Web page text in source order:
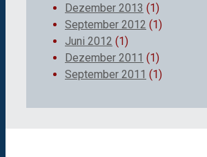
Dezember 2013 (1)
September 2012 (1)
Juni 2012 (1)
Dezember 2011 (1)
September 2011 (1)